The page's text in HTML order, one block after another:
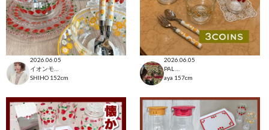
2026.06.05
SHIHO 152cm
2026.06.05
aya 157cm